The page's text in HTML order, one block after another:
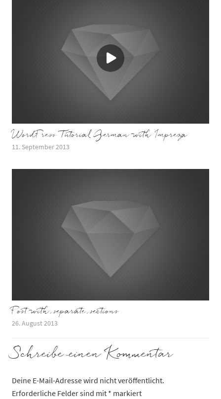
WordPress Tutorial German with Impreza
11. September 2013
Post with separate sections
26. August 2013
Schreibe einen Kommentar
Deine E-Mail-Adresse wird nicht veröffentlicht.
Erforderliche Felder sind mit * markiert